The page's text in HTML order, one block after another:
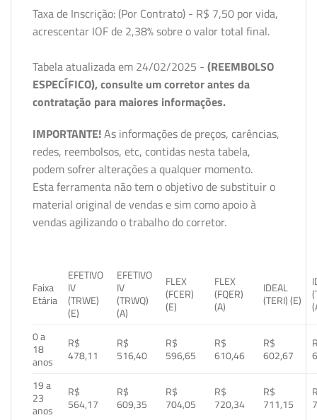
Taxa de Inscrição: (Por Contrato) - R$ 7,50 por vida,
acrescentar IOF de 2,38% sobre o valor total final.
Tabela atualizada em 24/02/2025 - (REEMBOLSO
ESPECÍFICO), consulte um corretor antes da
contratação para maiores informações.
IMPORTANTE!As informações de preços, carências,
redes, reembolsos, etc, contidas nesta tabela,
podem sofrer alterações a qualquer momento.
Esta ferramenta não tem o objetivo de substituir o
material original de vendas e sim como apoio à
vendas agilizando o trabalho do corretor.
Faixa
Etária
EFETIVO
IV
(TRWE)
(E)
EFETIVO
IV
(TRWQ)
(A)
FLEX
(FCER)
(E)
FLEX
(FQER)
(A)
IDEAL
(TERI) (E)
0 a
18
anos
R$
478,11
R$
516,40
R$
596,65
R$
610,46
R$
602,67
19 a
23
anos
R$
564,17
R$
609,35
R$
704,05
R$
720,34
R$
711,15